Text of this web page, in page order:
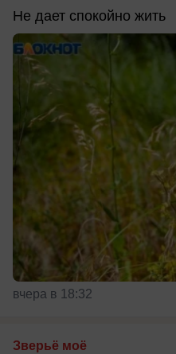
Не дает спокойно жить
вчера в 18:32
Зверьё моё